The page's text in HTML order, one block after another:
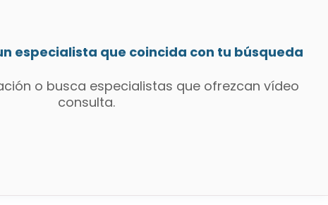
especialista que coincida con tu búsqueda
o busca especialistas que ofrezcan vídeo
consulta.